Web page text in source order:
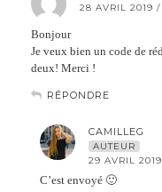
28 AVRIL 2019
Bonjour
Je veux bien un code de
deux! Merci !
RÉPONDRE
CAMILLEG
AUTEUR
29 AVRIL
C’est envoyé 🙂